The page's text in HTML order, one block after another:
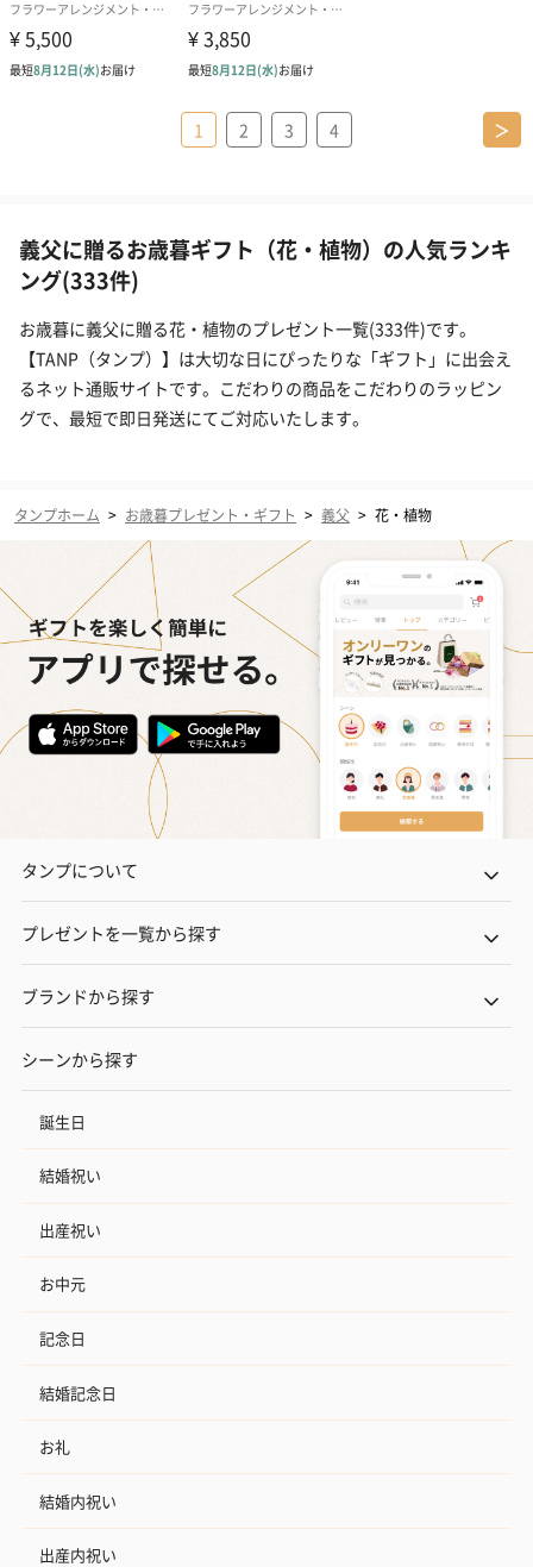
1 2 3 4 ＞
義父に贈るお歳暮ギフト（花・植物）の人気ランキ
ング(333件)
お歳暮に義父に贈る花・植物のプレゼント一覧(333件)です。
【TANP（タンプ）】は大切な日にぴったりな「ギフト」に出会え
るネット通販サイトです。こだわりの商品をこだわりのラッピン
グで、最短で即日発送にてご対応いたします。
タンプホーム > お歳暮プレゼント・ギフト > 義父 > 花・植物
タンプについて
プレゼントを一覧から探す
ブランドから探す
シーンから探す
誕生日
結婚祝い
出産祝い
お中元
記念日
結婚記念日
お礼
結婚内祝い
出産内祝い